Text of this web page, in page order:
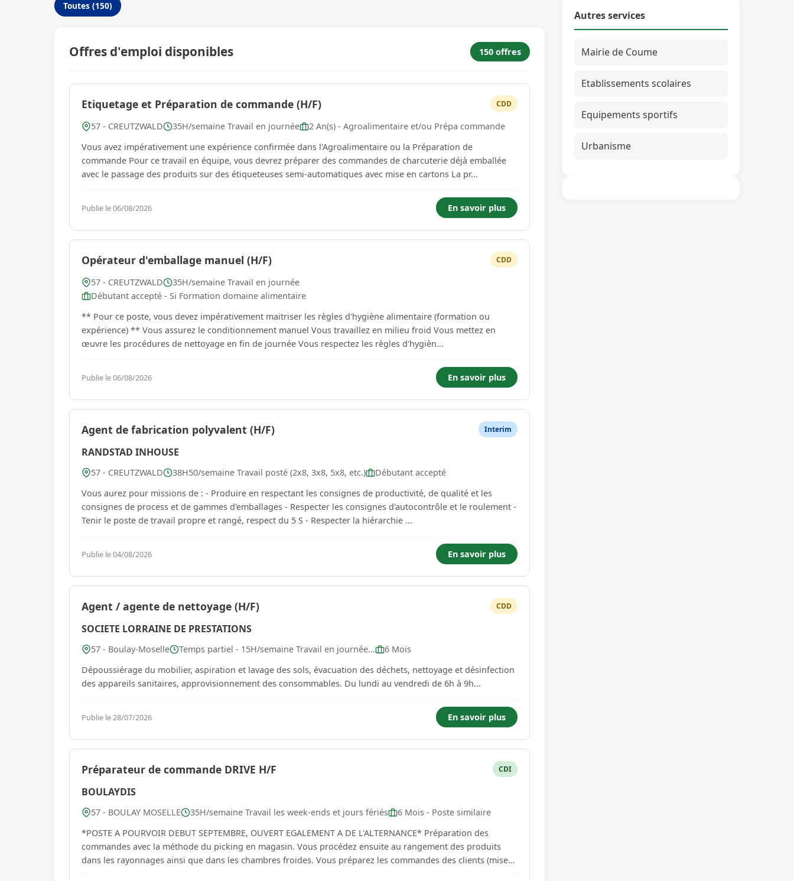
Toutes (150)
Offres d'emploi disponibles 150 offres
Etiquetage et Préparation de commande (H/F) CDD
57 - CREUTZWALD 35H/semaine Travail en journée
2 An(s) - Agroalimentaire et/ou Prépa commande
Vous avez impérativement une expérience confirmée dans l'Agroalimentaire ou la Préparation de
commande Pour ce travail en équipe, vous devrez préparer des commandes de charcuterie déjà emballée
avec le passage des produits sur des étiqueteuses semi-automatiques avec mise en cartons La pr...
Publie le 06/08/2026 En savoir plus
Opérateur d'emballage manuel (H/F) CDD
57 - CREUTZWALD
35H/semaine Travail en journée
Débutant accepté - Si Formation domaine alimentaire
** Pour ce poste, vous devez impérativement maitriser les règles d'hygiène alimentaire (formation ou
expérience) ** Vous assurez le conditionnement manuel Vous travaillez en milieu froid Vous mettez en
œuvre les procédures de nettoyage en fin de journée Vous respectez les règles d'hygièn...
Publie le 06/08/2026 En savoir plus
Agent de fabrication polyvalent (H/F) Interim
RANDSTAD INHOUSE
57 - CREUTZWALD 38H50/semaine Travail posté (2x8, 3x8, 5x8, etc.)
Débutant accepté
Vous aurez pour missions de : - Produire en respectant les consignes de productivité, de qualité et les
consignes de process et de gammes d'emballages - Respecter les consignes d'autocontrôle et le roulement -
Tenir le poste de travail propre et rangé, respect du 5 S - Respecter la hiérarchie ...
Publie le 04/08/2026 En savoir plus
Agent / agente de nettoyage (H/F) CDD
SOCIETE LORRAINE DE PRESTATIONS
57 - Boulay-Moselle Temps partiel - 15H/semaine Travail en journée...
6 Mois
Dépoussiérage du mobilier, aspiration et lavage des sols, évacuation des déchets, nettoyage et désinfection
des appareils sanitaires, approvisionnement des consommables. Du lundi au vendredi de 6h à 9h...
Publie le 28/07/2026 En savoir plus
Préparateur de commande DRIVE H/F CDI
BOULAYDIS
57 - BOULAY MOSELLE 35H/semaine Travail les week-ends et jours fériés
6 Mois - Poste similaire
*POSTE A POURVOIR DEBUT SEPTEMBRE, OUVERT EGALEMENT A DE L'ALTERNANCE* Préparation des
commandes avec la méthode du picking en magasin. Vous procédez ensuite au rangement des produits
dans les rayonnages ainsi que dans les chambres froides. Vous préparez les commandes des clients (mise
Autres services
Mairie de Coume
Etablissements scolaires
Equipements sportifs
Urbanisme